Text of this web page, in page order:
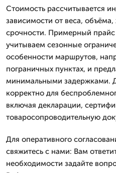
Стоимость рассчитывается
зависимости от веса, объёма,
срочности. Примерный
учитываем сезонные
особенности маршрутов,
пограничных пунктах, и
минимальными задержками.
корректно для
включая декларации,
товаросопроводительную
Для оперативного
свяжитесь с нами: Вам
необходимости задайте